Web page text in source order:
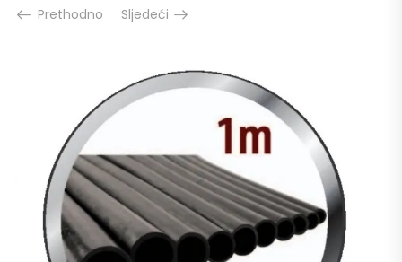
Prethodno
Sljedeći